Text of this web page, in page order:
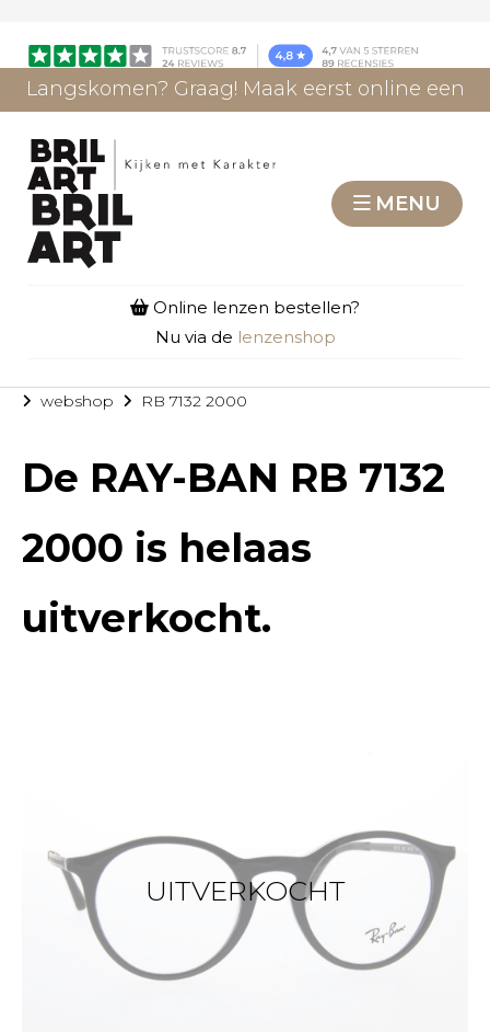
Langskomen? Graag! Maak eerst online een
MENU
Online lenzen bestellen?
Nu via de lenzenshop
webshop RB 7132 2000
De RAY-BAN RB 7132
2000 is helaas
uitverkocht.
UITVERKOCHT